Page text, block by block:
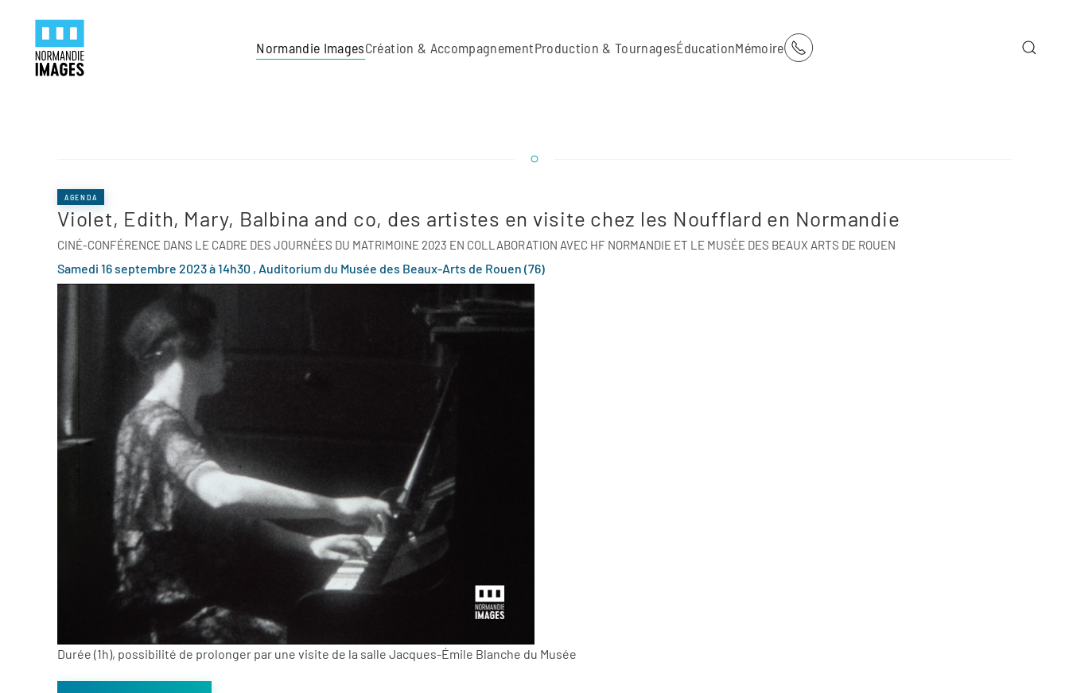
Skip to main content
Normandie ImagesCréation & AccompagnementProduction & TournagesÉducationMémoire
AGENDA
Violet, Edith, Mary, Balbina and co, des artistes en visite chez les Noufflard en Normandie
CINÉ-CONFÉRENCE DANS LE CADRE DES JOURNÉES DU MATRIMOINE 2023 EN COLLABORATION AVEC HF NORMANDIE ET LE MUSÉE DES BEAUX ARTS DE ROUEN
Samedi 16 septembre 2023 à 14h30 , Auditorium du Musée des Beaux-Arts de Rouen (76)
Durée (1h), possibilité de prolonger par une visite de la salle Jacques-Émile Blanche du Musée